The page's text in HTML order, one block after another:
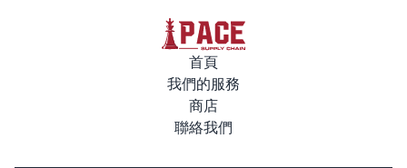
首頁
我們的服務
商店
聯絡我們